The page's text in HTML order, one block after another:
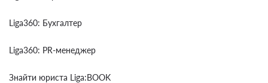
Liga360: Бухгалтер
Liga360: PR-менеджер
Знайти юриста Liga:BOOK